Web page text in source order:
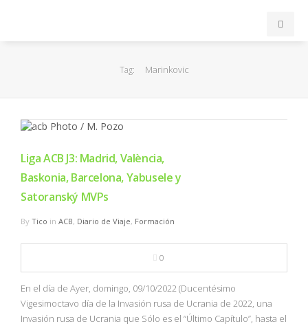
EuroLeague
FIBA
OTROS
NBA
Tag: Marinkovic
Liga ACB J3: Madrid, València,
Baskonia, Barcelona, Yabusele y
Satoranský MVPs
By Tico in ACB, Diario de Viaje, Formación
0
En el día de Ayer, domingo, 09/10/2022 (Ducentésimo
Vigesimoctavo día de la Invasión rusa de Ucrania de 2022, una
Invasión rusa de Ucrania que Sólo es el “Último Capítulo”, hasta el